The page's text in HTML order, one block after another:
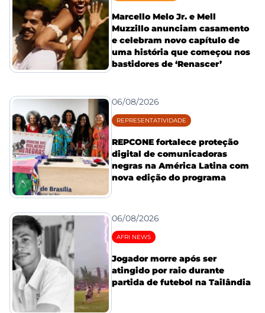
Marcello Melo Jr. e Mell
Muzzillo anunciam casamento
e celebram novo capítulo de
uma história que começou nos
bastidores de ‘Renascer’
06/08/2026
REPRESENTATIVIDADE
REPCONE fortalece proteção
digital de comunicadoras
negras na América Latina com
nova edição do programa
06/08/2026
AFRI NEWS
Jogador morre após ser
atingido por raio durante
partida de futebol na Tailândia